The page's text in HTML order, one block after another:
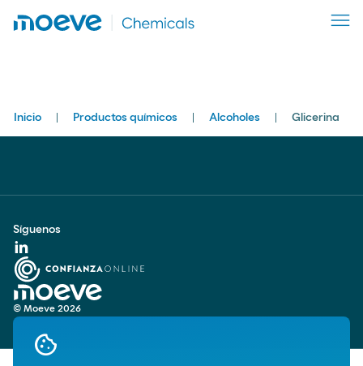
Breadcrumbs
Inicio Productos químicos Alcoholes Glicerina
Moeve. Ir para a página inicial
© Moeve 2026
Síguenos